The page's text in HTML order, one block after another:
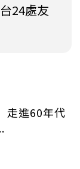
24處友
走進60年代